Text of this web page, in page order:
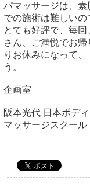
パマッサージは、
での施術は難しい
とても好評で、毎
さん、ご満悦でお
りお休みになって
う。
企画室
阪本光代 日本ボデ
マッサージスクール